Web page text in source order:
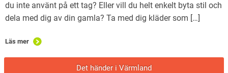
du inte använt på ett tag? Eller vill du helt enkelt byta stil och
dela med dig av din gamla? Ta med dig kläder som […]
Läs mer
Det händer i Värmland